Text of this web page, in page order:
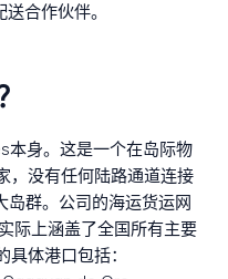
合作伙伴。
本身。这是一个在岛际物
，没有任何陆路通道连接
群。公司的海运货运网
际上涵盖了全国所有主要
体港口包括：